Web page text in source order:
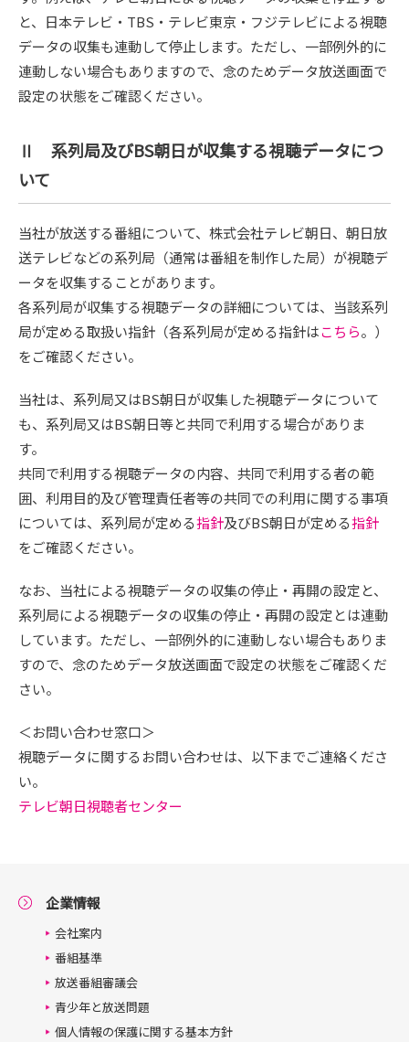
と、日本テレビ・TBS・テレビ東京・フジテレビによる視聴
データの収集も連動して停止します。ただし、一部例外的に
連動しない場合もありますので、念のためデータ放送画面で
設定の状態をご確認ください。
Ⅱ 系列局及びBS朝日が収集する視聴データにつ
いて
当社が放送する番組について、株式会社テレビ朝日、朝日放
送テレビなどの系列局（通常は番組を制作した局）が視聴デ
ータを収集することがあります。
各系列局が収集する視聴データの詳細については、当該系列
局が定める取扱い指針（各系列局が定める指針はこちら。）
をご確認ください。
当社は、系列局又はBS朝日が収集した視聴データについて
も、系列局又はBS朝日等と共同で利用する場合がありま
す。
共同で利用する視聴データの内容、共同で利用する者の範
囲、利用目的及び管理責任者等の共同での利用に関する事項
については、系列局が定める指針及びBS朝日が定める指針
をご確認ください。
なお、当社による視聴データの収集の停止・再開の設定と、
系列局による視聴データの収集の停止・再開の設定とは連動
しています。ただし、一部例外的に連動しない場合もありま
すので、念のためデータ放送画面で設定の状態をご確認くだ
さい。
＜お問い合わせ窓口＞
視聴データに関するお問い合わせは、以下までご連絡くださ
い。
テレビ朝日視聴者センター
企業情報
会社案内
番組基準
放送番組審議会
青少年と放送問題
個人情報の保護に関する基本方針